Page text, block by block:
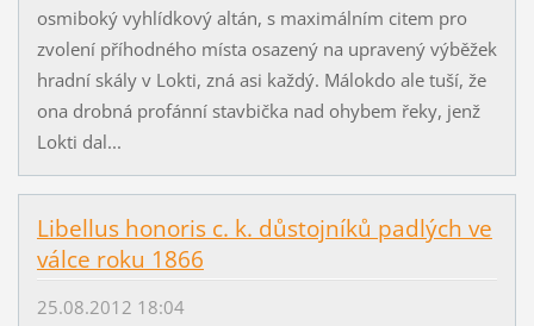
osmiboký vyhlídkový altán, s maximálním citem pro
zvolení příhodného místa osazený na upravený výběžek
hradní skály v Lokti, zná asi každý. Málokdo ale tuší, že
ona drobná profánní stavbička nad ohybem řeky, jenž
Lokti dal...
Libellus honoris c. k. důstojníků padlých ve
válce roku 1866
25.08.2012 18:04